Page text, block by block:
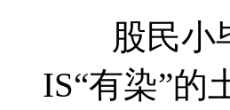
股民小毕
IS“有染”